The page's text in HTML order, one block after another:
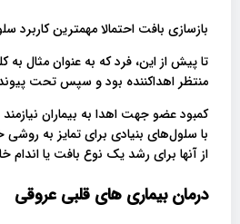
بازسازی بافت احتمالا مهمترین کاربرد
تا پیش از این، فرد که به عنوان مثال به
منتظر اهداکننده بود و سپس تحت
کمبود عضو جهت اهدا به بیماران
با سلول‌های بنیادی برای تمایز به
از آنها برای رشد یک نوع بافت یا اندام
درمان بیماری های قلبی عروقی